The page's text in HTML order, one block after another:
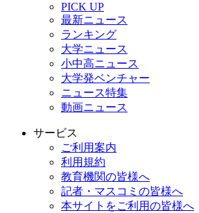
PICK UP
最新ニュース
ランキング
大学ニュース
小中高ニュース
大学発ベンチャー
ニュース特集
動画ニュース
サービス
ご利用案内
利用規約
教育機関の皆様へ
記者・マスコミの皆様へ
本サイトをご利用の皆様へ